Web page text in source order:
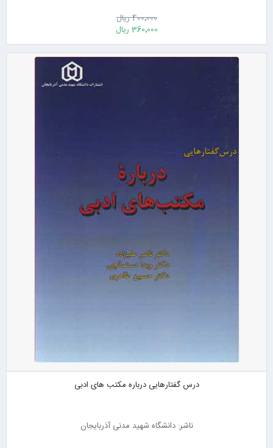
400٬000 ریال
360٬000 ریال
درس گفتارهایی درباره مکتب های ادبی
ناشر: دانشگاه شهید مدنی آذربایجان